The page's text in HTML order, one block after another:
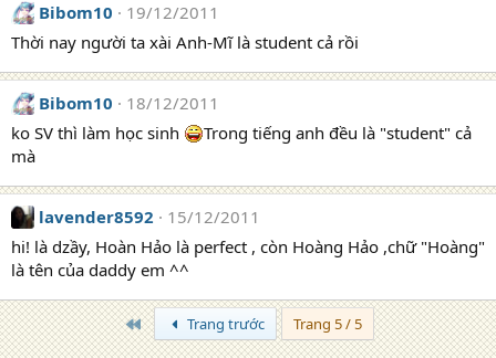
Bibom10
19/12/2011
Thời nay người ta xài Anh-Mĩ là student cả rồi
Bibom10
18/12/2011
ko SV thì làm học sinh
Trong tiếng anh đều là "student" cả
mà
lavender8592
15/12/2011
hi! là dzầy, Hoàn Hảo là perfect , còn Hoàng Hảo ,chữ "Hoàng"
là tên của daddy em ^^
Trang đầuTrang trước Trang 5 / 5